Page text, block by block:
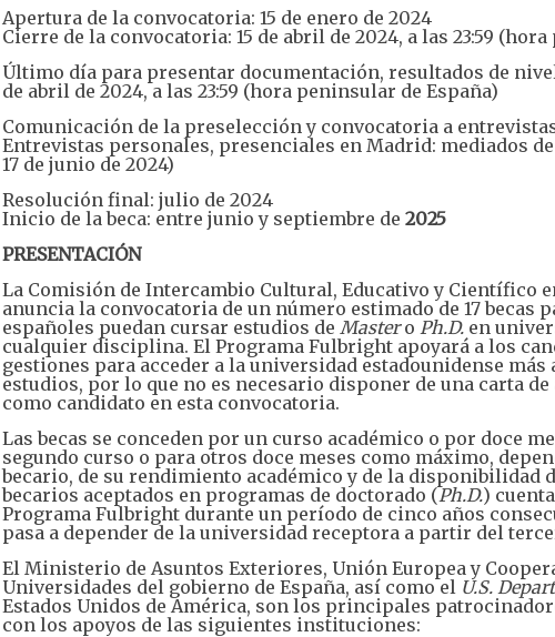
Apertura de la convocatoria: 15 de enero de 2024
Cierre de la convocatoria: 15 de abril de 2024, a las 23:59
Último día para presentar documentación, resultados de
de abril de 2024, a las 23:59 (hora peninsular de España)
Comunicación de la preselección y convocatoria a
Entrevistas personales, presenciales en Madrid: mediados
17 de junio de 2024)
Resolución final: julio de 2024
Inicio de la beca: entre junio y septiembre de 2025
PRESENTACIÓN
La Comisión de Intercambio Cultural, Educativo y Científico
anuncia la convocatoria de un número estimado de 17 becas
españoles puedan cursar estudios de Mastero Ph.D.en
cualquier disciplina. El Programa Fulbright apoyará a los
gestiones para acceder a la universidad estadounidense más
estudios, por lo que no es necesario disponer de una carta
como candidato en esta convocatoria.
Las becas se conceden por un curso académico o por doce
segundo curso o para otros doce meses como máximo,
becario, de su rendimiento académico y de la disponibilidad
becarios aceptados en programas de doctorado (Ph.D.)
Programa Fulbright durante un período de cinco años
pasa a depender de la universidad receptora a partir del
El Ministerio de Asuntos Exteriores, Unión Europea y
Universidades del gobierno de España, así como el U.S.
Estados Unidos de América, son los principales
con los apoyos de las siguientes instituciones: